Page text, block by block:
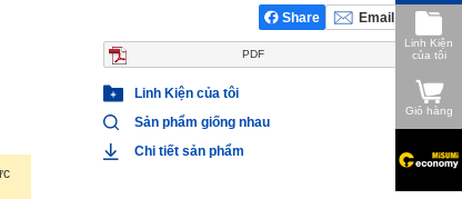
Share Email
PDF
Linh Kiện của tôi
Sản phẩm giống nhau
Chi tiết sản phẩm
Linh Kiện
của tôi
Giỏ hàng